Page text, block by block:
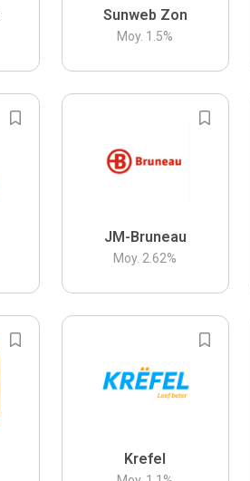
Sunweb Zon
Moy. 1.5%
JM-Bruneau
Moy. 2.62%
Krefel